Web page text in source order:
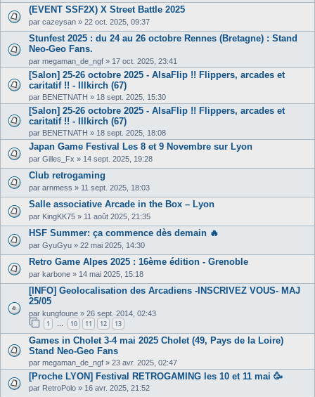
(EVENT SSF2X) X Street Battle 2025
par cazeysan » 22 oct. 2025, 09:37
Stunfest 2025 : du 24 au 26 octobre Rennes (Bretagne) : Stand
Neo-Geo Fans.
par megaman_de_ngf » 17 oct. 2025, 23:41
[Salon] 25-26 octobre 2025 - AlsaFlip !! Flippers, arcades et
caritatif !! - Illkirch (67)
par BENETNATH » 18 sept. 2025, 15:30
[Salon] 25-26 octobre 2025 - AlsaFlip !! Flippers, arcades et
caritatif !! - Illkirch (67)
par BENETNATH » 18 sept. 2025, 18:08
Japan Game Festival Les 8 et 9 Novembre sur Lyon
par Gilles_Fx » 14 sept. 2025, 19:28
Club retrogaming
par arnmess » 11 sept. 2025, 18:03
Salle associative Arcade in the Box – Lyon
par KingKK75 » 11 août 2025, 21:35
HSF Summer: ça commence dès demain 🔥
par GyuGyu » 22 mai 2025, 14:30
Retro Game Alpes 2025 : 16ème édition - Grenoble
par karbone » 14 mai 2025, 15:18
[INFO] Geolocalisation des Arcadiens -INSCRIVEZ VOUS- MAJ
25/05
par kungfoune » 26 sept. 2014, 02:43
1 10 11 12 13
Games in Cholet 3-4 mai 2025 Cholet (49, Pays de la Loire)
Stand Neo-Geo Fans
par megaman_de_ngf » 23 avr. 2025, 02:47
[Proche LYON] Festival RETROGAMING les 10 et 11 mai 🥳
par RetroPolo » 16 avr. 2025, 21:52